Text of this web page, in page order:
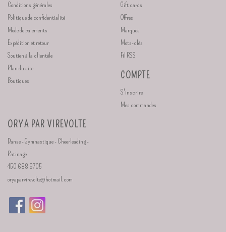
Conditions générales
Politique de confidentialité
Mode de paiements
Expédition et retour
Soutien à la clientèle
Plan du site
Boutiques
Gift cards
Offres
Marques
Mots-clés
Fil RSS
COMPTE
S'inscrire
Mes commandes
ORYA PAR VIREVOLTE
Danse - Gymnastique - Cheerleading -
Patinage
450 688 9705
oryaparvirevolte@hotmail.com